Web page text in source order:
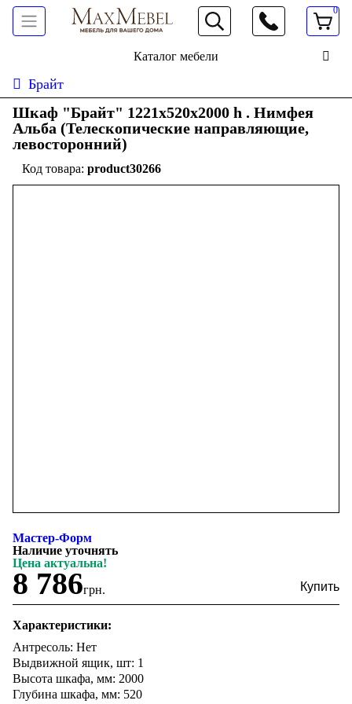
066 472 19 61
0
Каталог мебели
Брайт
Шкаф "Брайт" 1221х520х2000 h . Нимфея
Альба (Телескопические направляющие,
левосторонний)
product30266
Мастер-Форм
Наличие уточнять
Цена актуальна!
8 786грн.
Характеристики:
Антресоль: Нет
Выдвижной ящик, шт: 1
Высота шкафа, мм: 2000
Глубина шкафа, мм: 520